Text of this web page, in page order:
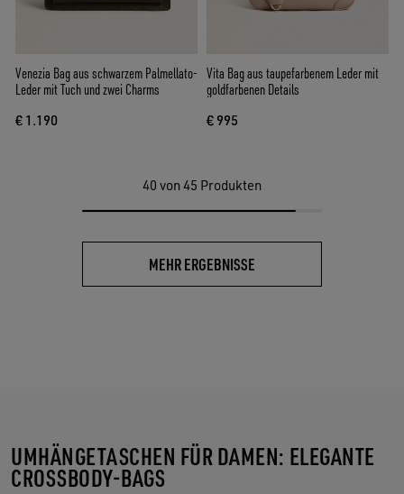
Venezia Bag aus schwarzem Palmellato-
Leder mit Tuch und zwei Charms
€ 1.190
Vita Bag aus taupefarbenem Leder mit
goldfarbenen Details
€ 995
40 von 45 Produkten
MEHR ERGEBNISSE
UMHÄNGETASCHEN FÜR DAMEN: ELEGANTE
CROSSBODY-BAGS